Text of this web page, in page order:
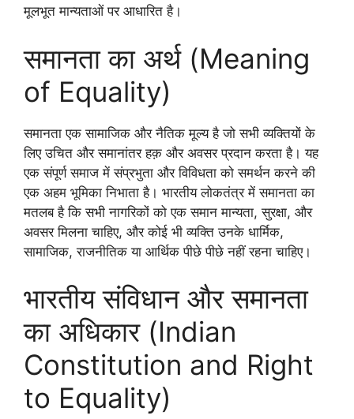
मूलभूत मान्यताओं पर आधारित है।
समानता का अर्थ (Meaning
of Equality)
समानता एक सामाजिक और नैतिक मूल्य है जो सभी व्यक्तियों के
लिए उचित और समानांतर हक़ और अवसर प्रदान करता है। यह
एक संपूर्ण समाज में संप्रभुता और विविधता को समर्थन करने की
एक अहम भूमिका निभाता है। भारतीय लोकतंत्र में समानता का
मतलब है कि सभी नागरिकों को एक समान मान्यता, सुरक्षा, और
अवसर मिलना चाहिए, और कोई भी व्यक्ति उनके धार्मिक,
सामाजिक, राजनीतिक या आर्थिक पीछे पीछे नहीं रहना चाहिए।
भारतीय संविधान और समानता
का अधिकार (Indian
Constitution and Right
to Equality)